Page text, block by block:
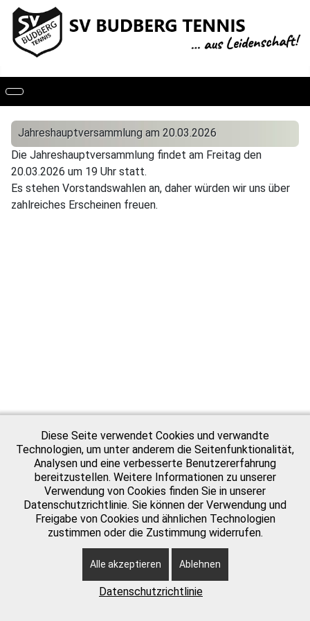
Jahreshauptversammlung am 20.03.2026
Die Jahreshauptversammlung findet am Freitag den
20.03.2026 um 19 Uhr statt.
Es stehen Vorstandswahlen an, daher würden wir uns über
zahlreiches Erscheinen freuen.
SV Budberg 1946
Raiffeisenstr. 10
Diese Seite verwendet Cookies und verwandte
Technologien, um unter anderem die Seitenfunktionalität,
Analysen und eine verbesserte Benutzererfahrung
bereitzustellen. Weitere Informationen zu unserer
Verwendung von Cookies finden Sie in unserer
Datenschutzrichtlinie. Sie können der Verwendung und
Freigabe von Cookies und ähnlichen Technologien
zustimmen oder die Zustimmung widerrufen.
Alle akzeptieren Ablehnen
Datenschutzrichtlinie